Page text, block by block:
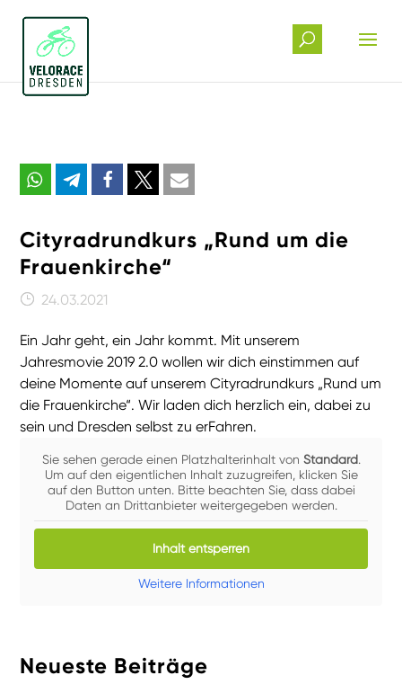
Cityradrundkurs „Rund um die
Frauenkirche“
24.03.2021
Ein Jahr geht, ein Jahr kommt. Mit unserem
Jahresmovie 2019 2.0 wollen wir dich einstimmen auf
deine Momente auf unserem Cityradrundkurs „Rund um
die Frauenkirche“. Wir laden dich herzlich ein, dabei zu
sein und Dresden selbst zu erFahren.
Sie sehen gerade einen Platzhalterinhalt von Standard.
Um auf den eigentlichen Inhalt zuzugreifen, klicken Sie
auf den Button unten. Bitte beachten Sie, dass dabei
Daten an Drittanbieter weitergegeben werden.
Inhalt entsperren
Weitere Informationen
Neueste Beiträge